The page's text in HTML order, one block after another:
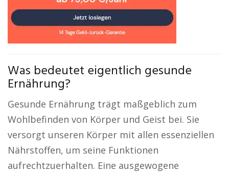
Was bedeutet eigentlich gesunde
Ernährung?
Gesunde Ernährung trägt maßgeblich zum
Wohlbefinden von Körper und Geist bei. Sie
versorgt unseren Körper mit allen essenziellen
Nährstoffen, um seine Funktionen
aufrechtzuerhalten. Eine ausgewogene